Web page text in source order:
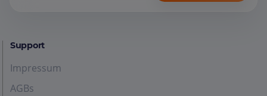
Support
Impressum
AGBs